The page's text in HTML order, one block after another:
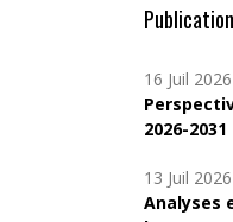
16 Juil 2026
2026-2031
13 Juil 2026
Analyses